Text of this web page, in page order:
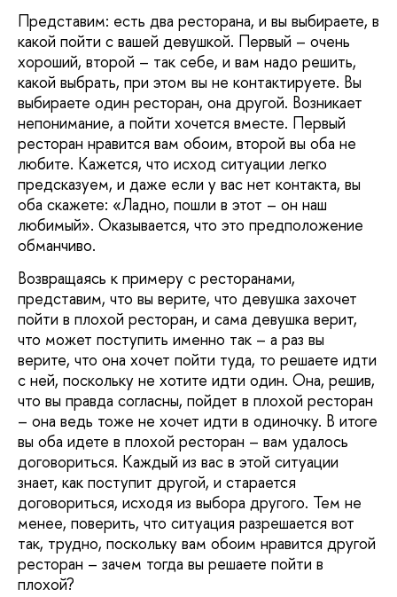
Представим: есть два ресторана, и вы выбираете, в
какой пойти с вашей девушкой. Первый – очень
хороший, второй – так себе, и вам надо решить,
какой выбрать, при этом вы не контактируете. Вы
выбираете один ресторан, она другой. Возникает
непонимание, а пойти хочется вместе. Первый
ресторан нравится вам обоим, второй вы оба не
любите. Кажется, что исход ситуации легко
предсказуем, и даже если у вас нет контакта, вы
оба скажете: «Ладно, пошли в этот – он наш
любимый». Оказывается, что это предположение
обманчиво.
Возвращаясь к примеру с ресторанами,
представим, что вы верите, что девушка захочет
пойти в плохой ресторан, и сама девушка верит,
что может поступить именно так – а раз вы
верите, что она хочет пойти туда, то решаете идти
с ней, поскольку не хотите идти один. Она, решив,
что вы правда согласны, пойдет в плохой ресторан
– она ведь тоже не хочет идти в одиночку. В итоге
вы оба идете в плохой ресторан – вам удалось
договориться. Каждый из вас в этой ситуации
знает, как поступит другой, и старается
договориться, исходя из выбора другого. Тем не
менее, поверить, что ситуация разрешается вот
так, трудно, поскольку вам обоим нравится другой
ресторан – зачем тогда вы решаете пойти в
плохой?